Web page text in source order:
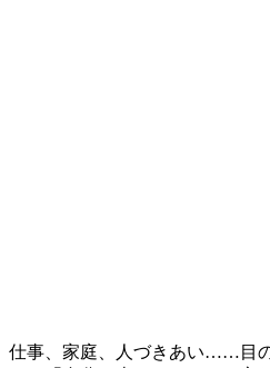
仕事、家庭、人づきあい……目